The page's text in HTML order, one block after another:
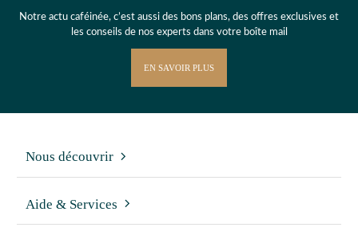
Notre actu caféinée, c’est aussi des bons plans, des offres exclusives et
les conseils de nos experts dans votre boîte mail
EN SAVOIR PLUS
Nous découvrir
Aide & Services